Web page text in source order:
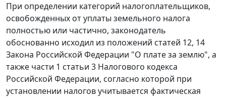
При определении категорий налогоплательщиков,
освобожденных от уплаты земельного налога
полностью или частично, законодатель
обоснованно исходил из положений статей 12, 14
Закона Российской Федерации "О плате за землю", а
также части 1 статьи 3 Налогового кодекса
Российской Федерации, согласно которой при
установлении налогов учитывается фактическая